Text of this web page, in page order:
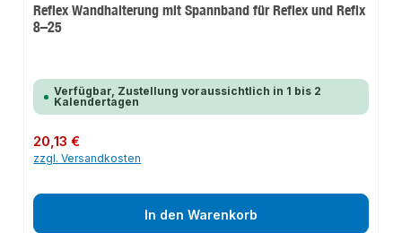
Reflex Wandhalterung mit Spannband für Reflex und Refix
8–25
Verfügbar, Zustellung voraussichtlich in 1 bis 2
Kalendertagen
Regulärer Preis:
20,13 €
zzgl. Versandkosten
In den Warenkorb